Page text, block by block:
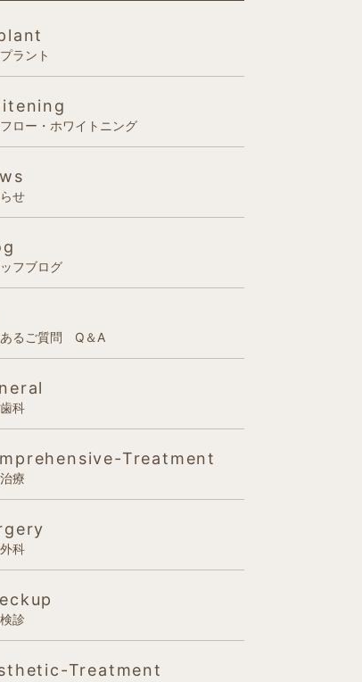
ラント
ロー・ホワイトニング
せ
フブログ
あるご質問 Q＆A
科
Treatment
療
科
診
Treatment